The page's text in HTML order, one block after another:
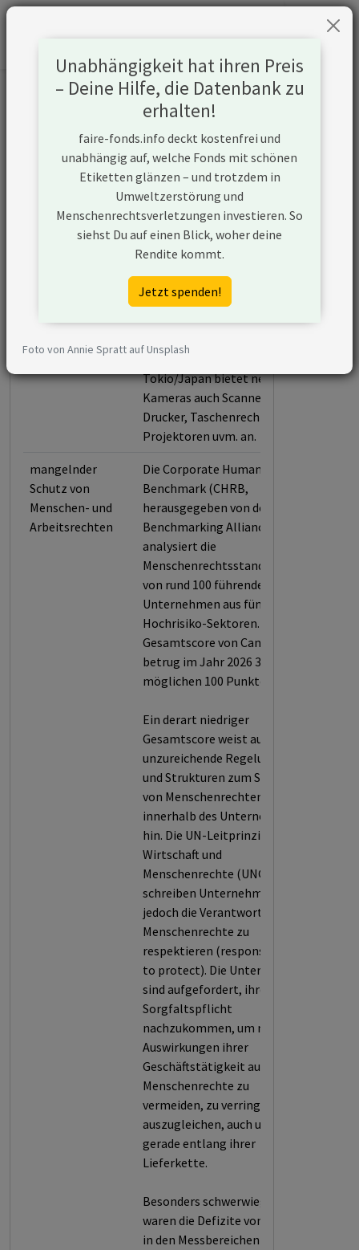
Informationen zum Unternehmen
Canon
http://global.canon/
Konflikte
Canon ist der
Weltmarktführer beim
Verkauf digitaler Kameras
mit über 45% Marktanteil
Unternehmen mit Sitz in
Tokio/Japan bietet neben
Kameras auch Scanner,
Drucker, Taschenrechner,
Projektoren uvm. an.
mangelnder
Schutz von
Menschen- und
Arbeitsrechten
Die Corporate Human Rights
Benchmark (CHRB,
herausgegeben von der World
Benchmarking Alliance)
analysiert die
Menschenrechtsstandards
von rund 100 führenden
Unternehmen aus fünf
Hochrisiko-Sektoren. Der
Gesamtscore von Canon
betrug im Jahr 2026 39,2 von
möglichen 100 Punkten.
Ein derart niedriger
Gesamtscore weist auf
unzureichende Regelungen
und Strukturen zum Schutz
von Menschenrechten
innerhalb des Unternehmens
hin. Die UN-Leitprinzipien für
Wirtschaft und
Menschenrechte (UNGPs)
schreiben Unternehmen
jedoch die Verantwortung zu,
Menschenrechte zu
respektieren (responsibility
to protect). Die Unternehmen
sind aufgefordert, ihrer
Sorgfaltspflicht
nachzukommen, um negative
Auswirkungen ihrer
Geschäftstätigkeit auf
Menschenrechte zu
vermeiden, zu verringern oder
auszugleichen, auch und
gerade entlang ihrer
Lieferkette.
Besonders schwerwiegend
waren die Defizite von Canon
in den Messbereichen A
Unabhängigkeit hat ihren Preis
– Deine Hilfe, die Datenbank zu
erhalten!
faire-fonds.info deckt kostenfrei und
unabhängig auf, welche Fonds mit schönen
Etiketten glänzen – und trotzdem in
Umweltzerstörung und
Menschenrechtsverletzungen investieren. So
siehst Du auf einen Blick, woher deine
Rendite kommt.
Jetzt spenden!
Foto von Annie Spratt auf Unsplash